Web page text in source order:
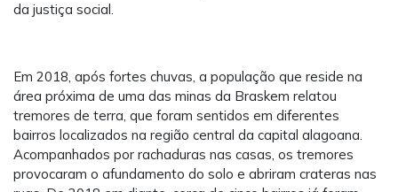
da justiça social.
Em 2018, após fortes chuvas, a população que reside na
área próxima de uma das minas da Braskem relatou
tremores de terra, que foram sentidos em diferentes
bairros localizados na região central da capital alagoana.
Acompanhados por rachaduras nas casas, os tremores
provocaram o afundamento do solo e abriram crateras nas